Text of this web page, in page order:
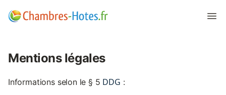
Mentions légales
Informations selon le § 5 DDG :